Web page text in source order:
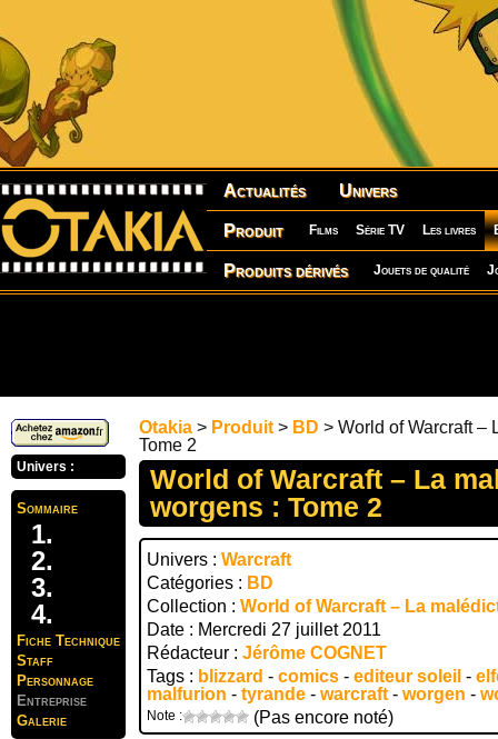
Actualités Univers
Produit Films Série TV Les livres
Produits dérivés Jouets de qualité
Univers :
Sommaire
Fiche Technique
Staff
Personnage
Entreprise
Galerie
Otakia > Produit > BD > World of Warcraft –
Tome 2
World of Warcraft – La
worgens : Tome 2
Univers : Warcraft
Catégories : BD
Collection : World of Warcraft – La
Date : Mercredi 27 juillet 2011
Rédacteur : Jérôme COGNET
Tags : blizzard - comics - editeur soleil -
malfurion - tyrande - warcraft - worgen -
Note : (Pas encore noté)